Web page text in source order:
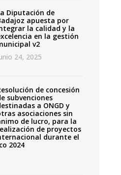
Diputación de
apuesta por
la calidad y la
en la gestión
v2
24, 2025
de concesión
subvenciones
a ONGD y
asociaciones sin
de lucro, para la
de proyectos
durante el
2024